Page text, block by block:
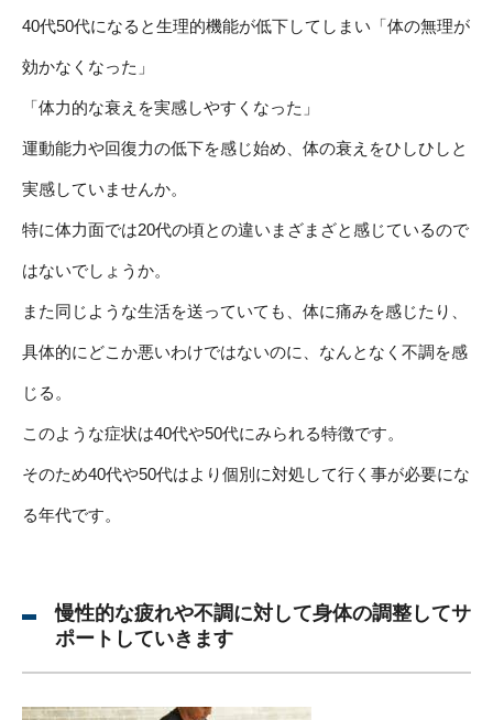
40代50代になると生理的機能が低下してしまい「体の無理が
効かなくなった」
「体力的な衰えを実感しやすくなった」
運動能力や回復力の低下を感じ始め、体の衰えをひしひしと
実感していませんか。
特に体力面では20代の頃との違いまざまざと感じているので
はないでしょうか。
また同じような生活を送っていても、体に痛みを感じたり、
具体的にどこか悪いわけではないのに、なんとなく不調を感
じる。
このような症状は40代や50代にみられる特徴です。
そのため40代や50代はより個別に対処して行く事が必要にな
る年代です。
慢性的な疲れや不調に対して身体の調整してサ
ポートしていきます